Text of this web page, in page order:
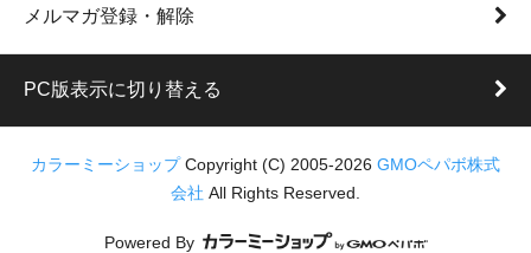
メルマガ登録・解除
PC版表示に切り替える
カラーミーショップCopyright (C) 2005-2026 GMOペパボ株式
会社 All Rights Reserved.
Powered By